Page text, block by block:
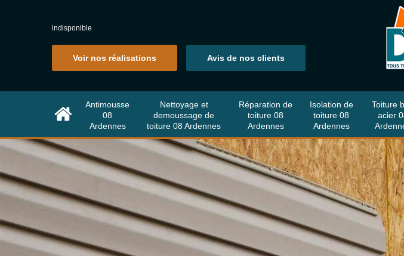
indisponible
Voir nos réalisations Avis de nos clients
Antimousse
08
Ardennes
Nettoyage et
demoussage de
toiture 08 Ardennes
Réparation de
toiture 08
Ardennes
Isolation de
toiture 08
Ardennes
Toiture
acier